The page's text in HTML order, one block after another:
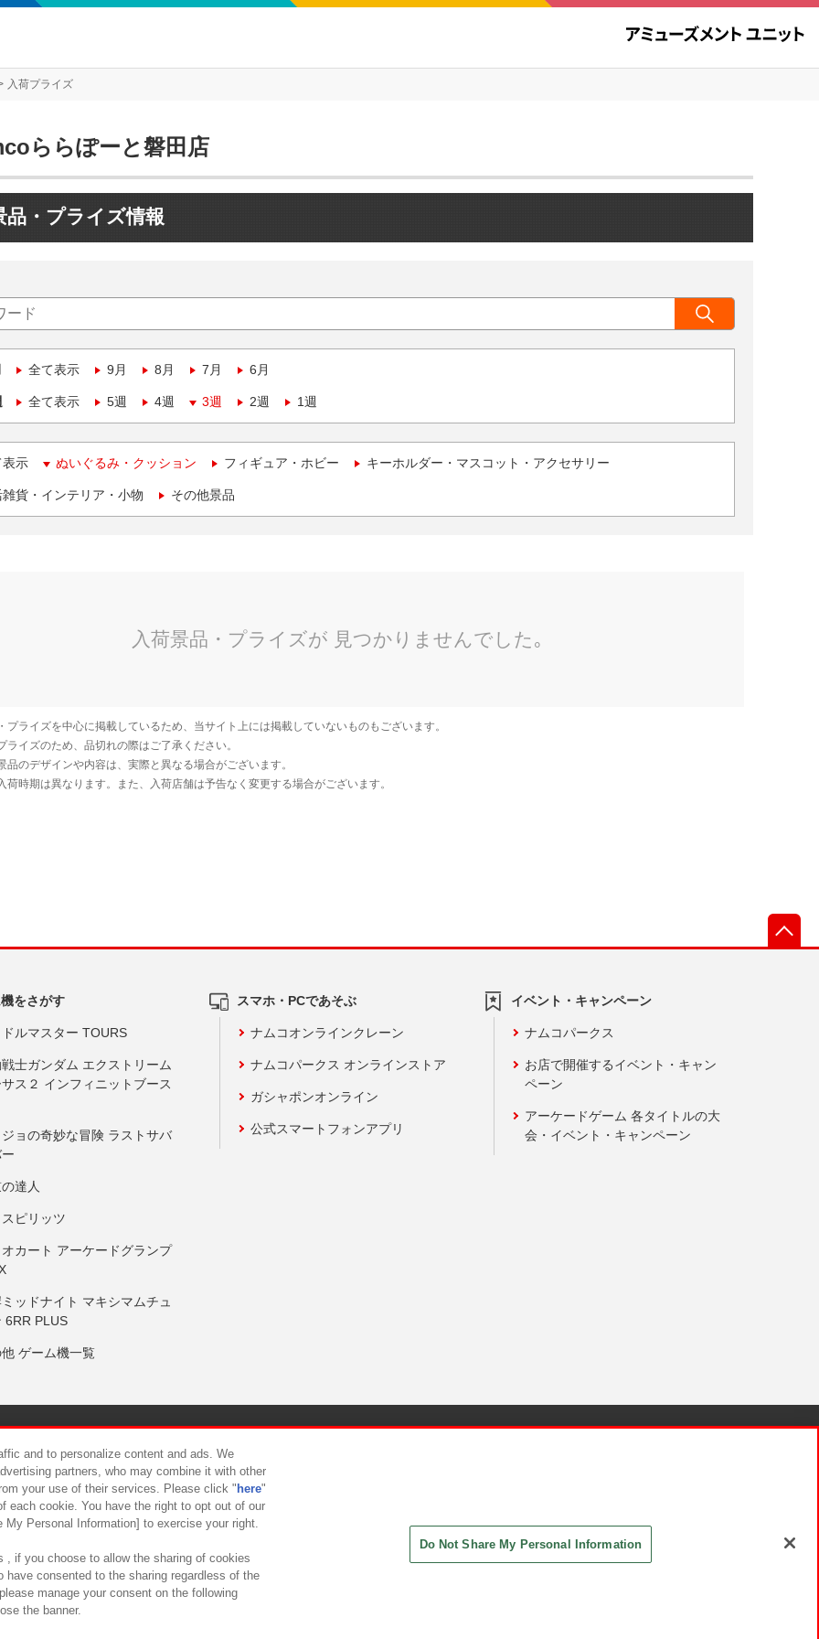
入荷プライズ
ららぽーと磐田店
品・プライズ情報
全て表示 9月 8月 7月 6月
全て表示 5週 4週 3週 2週 1週
表示 ぬいぐるみ・クッション フィギュア・ホビー キーホルダー・マスコット・アクセサリー
貨・インテリア・小物 その他景品
をさがす
ルマスター TOURS
士ガンダム エクストリーム
ス２ インフィニットブース
ョの奇妙な冒険 ラストサバ
達人
ピリッツ
カート アーケードグランプ
ッドナイト マキシマムチュ
6RR PLUS
ゲーム機一覧
スマホ・PCであそぶ
ナムコオンラインクレーン
ナムコパークス オンラインストア
ガシャポンオンライン
公式スマートフォンアプリ
イベント・キャンペーン
ナムコパークス
お店で開催するイベント・キャン
ペーン
アーケードゲーム 各タイトルの大
会・イベント・キャンペーン
について カスタマーハラスメント対応方針
and to personalize content and ads. We
partners, who may combine it with other
your use of their services. Please click " here"
each cookie. You have the right to opt out of our
Personal Information] to exercise your right.
, if you choose to allow the sharing of cookies
have consented to the sharing regardless of the
manage your consent on the following
the banner.
Do Not Share My Personal Information